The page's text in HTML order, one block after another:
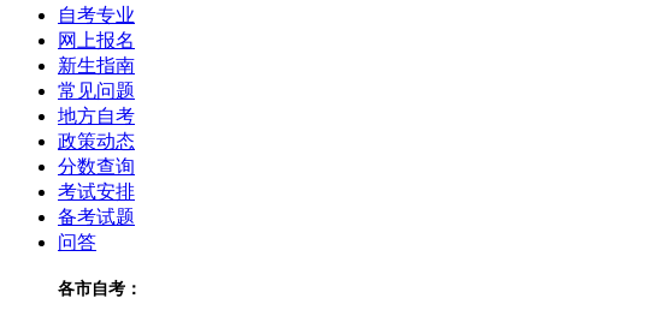
自考专业
网上报名
新生指南
常见问题
地方自考
政策动态
分数查询
考试安排
备考试题
问答
各市自考：